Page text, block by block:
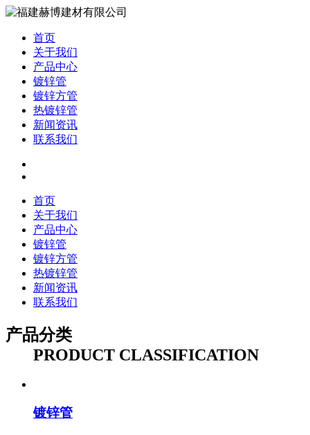
首页
关于我们
产品中心
镀锌管
镀锌方管
热镀锌管
新闻资讯
联系我们
首页
关于我们
产品中心
镀锌管
镀锌方管
热镀锌管
新闻资讯
联系我们
产品分类
PRODUCT CLASSIFICATION
镀锌管